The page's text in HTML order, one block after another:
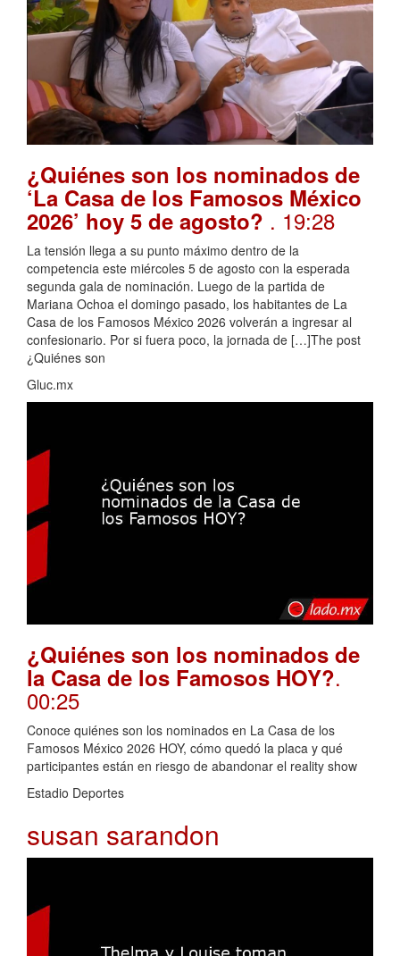
¿Quiénes son los nominados de
‘La Casa de los Famosos México
2026’ hoy 5 de agosto? . 19:28
La tensión llega a su punto máximo dentro de la
competencia este miércoles 5 de agosto con la esperada
segunda gala de nominación. Luego de la partida de
Mariana Ochoa el domingo pasado, los habitantes de La
Casa de los Famosos México 2026 volverán a ingresar al
confesionario. Por si fuera poco, la jornada de […]The post
¿Quiénes son
Gluc.mx
¿Quiénes son los nominados de
la Casa de los Famosos HOY?.
00:25
Conoce quiénes son los nominados en La Casa de los
Famosos México 2026 HOY, cómo quedó la placa y qué
participantes están en riesgo de abandonar el reality show
Estadio Deportes
susan sarandon